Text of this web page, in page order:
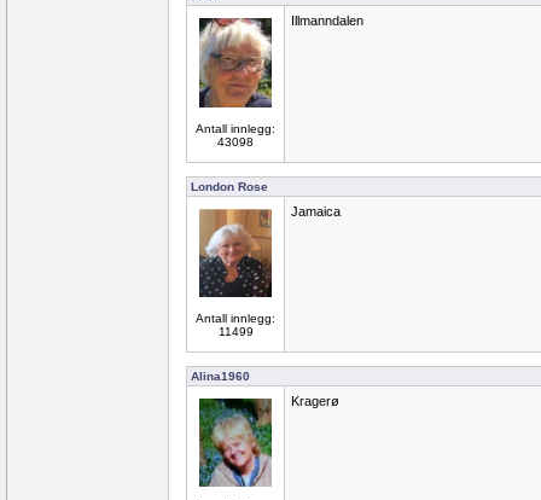
Antall innlegg:
43098
Illmanndalen
London Rose
Antall innlegg:
11499
Jamaica
Alina1960
Kragerø